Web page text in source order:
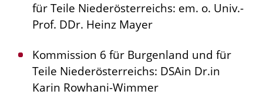
für Teile Niederösterreichs: em. o. Univ.-
Prof. DDr. Heinz Mayer
Kommission 6 für Burgenland und für
Teile Niederösterreichs: DSAin Dr.in
Karin Rowhani-Wimmer